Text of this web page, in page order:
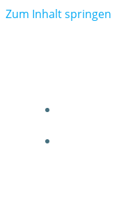
Zum Inhalt springen